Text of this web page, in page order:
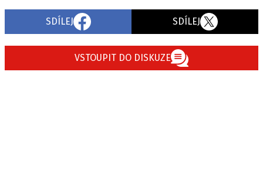
SDÍLEJ SDÍLEJ
VSTOUPIT DO DISKUZE